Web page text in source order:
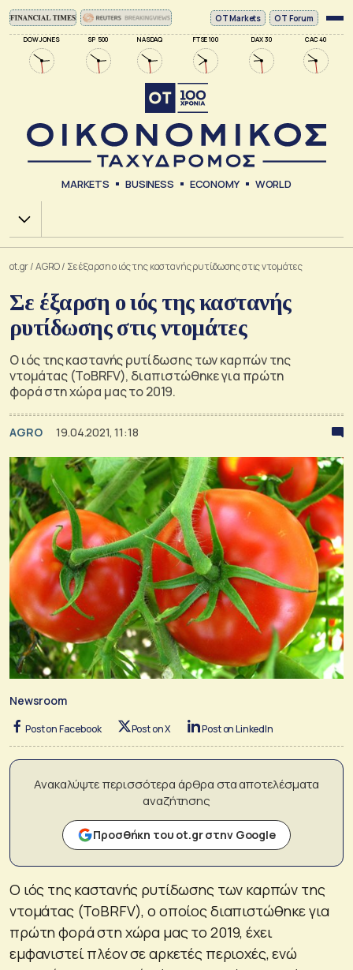
DOW JONES SP 500 NASDAQ FTSE 100 DAX 30 CAC 40
ΟΤ Markets OT Forum
MARKETS BUSINESS ECONOMY WORLD
Χ.Α.
ot.gr/AGRO/ Σε έξαρση ο ιός της καστανής ρυτίδωσης στις ντομάτες
Σε έξαρση ο ιός της καστανής
ρυτίδωσης στις ντομάτες
Ο ιός της καστανής ρυτίδωσης των καρπών της
ντομάτας (ToBRFV), διαπιστώθηκε για πρώτη
φορά στη χώρα μας το 2019.
AGRO 19.04.2021, 11:18
Newsroom
Post on Facebook Post on X Post on LinkedIn
Ανακαλύψτε περισσότερα άρθρα στα αποτελέσματα
αναζήτησης
Προσθήκη του ot.gr στην Google
Ο ιός της καστανής ρυτίδωσης των καρπών της
ντομάτας (ToBRFV), ο οποίος διαπιστώθηκε για
πρώτη φορά στη χώρα μας το 2019, έχει
εμφανιστεί πλέον σε αρκετές περιοχές, ενώ